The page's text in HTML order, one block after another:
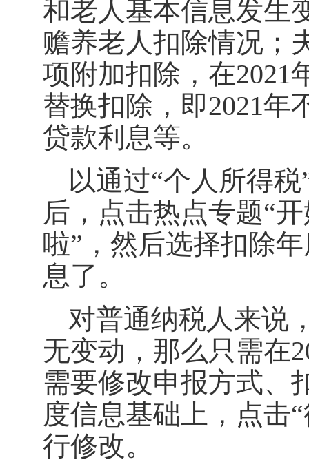
和老人基本信息发生
赡养老人扣除情况；
项附加扣除，在2021
替换扣除，即2021年
贷款利息等。
以通过“个人所得
后，点击热点专题“
啦”，然后选择扣除
息了。
对普通纳税人来说
无变动，那么只需在
需要修改申报方式、
度信息基础上，点击
行修改。